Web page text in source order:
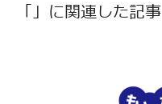
「」に関連した記事